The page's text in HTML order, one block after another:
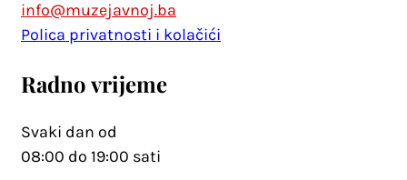
info@muzejavnoj.ba
Polica privatnosti i kolačići
Radno vrijeme
Svaki dan od
08:00 do 19:00 sati